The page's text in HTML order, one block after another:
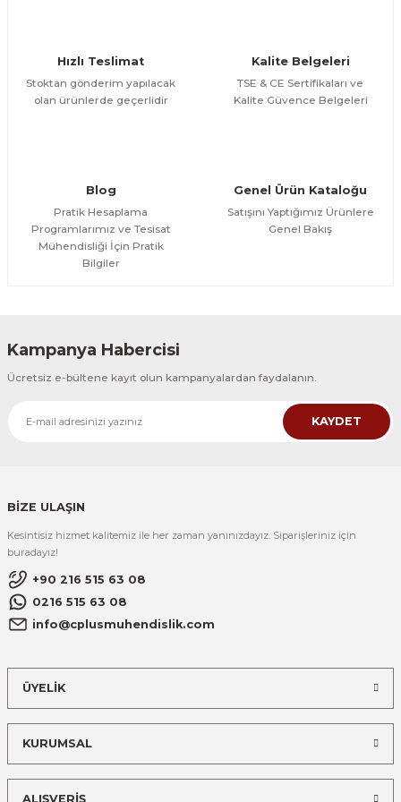
Hızlı Teslimat
Stoktan gönderim yapılacak
olan ürünlerde geçerlidir
Kalite Belgeleri
TSE & CE Sertifikaları ve
Kalite Güvence Belgeleri
Blog
Pratik Hesaplama
Programlarımız ve Tesisat
Mühendisliği İçin Pratik
Bilgiler
Genel Ürün Kataloğu
Satışını Yaptığımız Ürünlere
Genel Bakış
Kampanya Habercisi
Ücretsiz e-bültene kayıt olun kampanyalardan faydalanın.
KAYDET
BİZE ULAŞIN
Kesintisiz hizmet kalitemiz ile her zaman yanınızdayız. Siparişleriniz için
buradayız!
+90 216 515 63 08
0216 515 63 08
info@cplusmuhendislik.com
ÜYELİK
KURUMSAL
ALIŞVERİŞ